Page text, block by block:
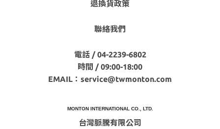
退換貨政策
聯絡我們
電話 / 04-2239-6802
時間 / 09:00-18:00
EMAIL： service@twmonton.com
MONTON INTERNATIONAL CO., LTD.
台灣脈騰有限公司